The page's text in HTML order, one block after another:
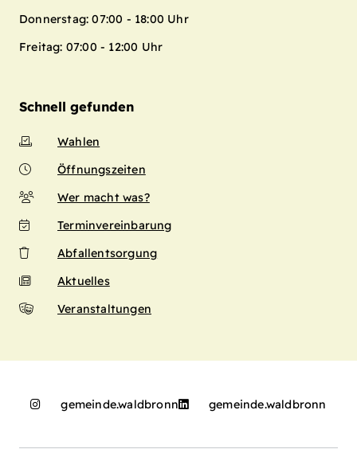
Donnerstag: 07:00 - 18:00 Uhr
Freitag: 07:00 - 12:00 Uhr
Schnell gefunden
Wahlen
Öffnungszeiten
Wer macht was?
Terminvereinbarung
Abfallentsorgung
Aktuelles
Veranstaltungen
gemeinde.waldbronn gemeinde.waldbronn